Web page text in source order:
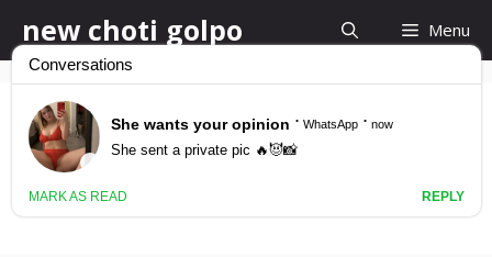
to
content
new choti golpo Menu
New Bangla Choti
Kahini